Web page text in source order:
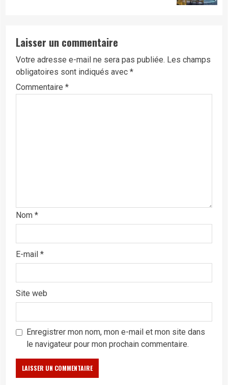
Laisser un commentaire
Votre adresse e-mail ne sera pas publiée. Les champs
obligatoires sont indiqués avec *
Commentaire *
Nom *
E-mail *
Site web
Enregistrer mon nom, mon e-mail et mon site dans
le navigateur pour mon prochain commentaire.